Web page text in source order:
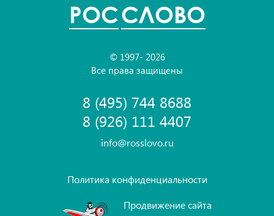
POCСЛОВО
© 1997- 2026
Все права защищены
8 (495) 744 8688
8 (926) 111 4407
info@rosslovo.ru
Политика конфиденциальности
Продвижение сайта